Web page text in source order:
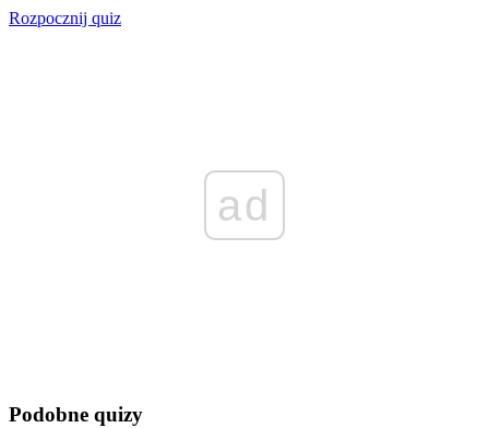
Rozpocznij quiz
ad
Podobne quizy